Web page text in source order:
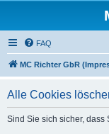
FAQ
MC Richter GbR
Alle Cookies
Sind Sie sich sicher,